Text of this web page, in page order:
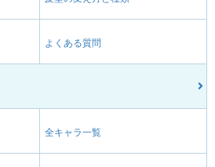
よくある質問
全キャラ一覧